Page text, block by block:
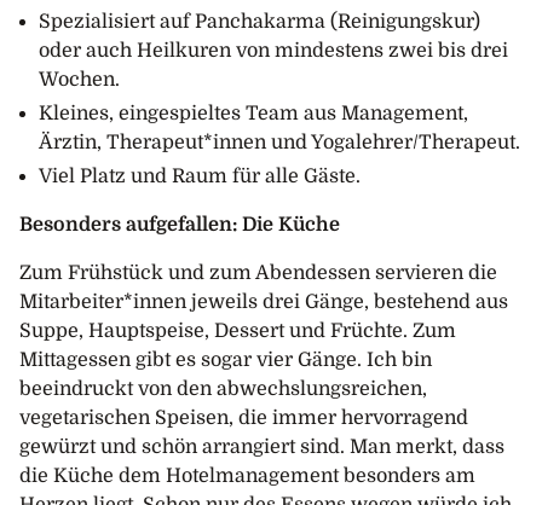
Spezialisiert auf Panchakarma (Reinigungskur)
oder auch Heilkuren von mindestens zwei bis drei
Wochen.
Kleines, eingespieltes Team aus Management,
Ärztin, Therapeut*innen und Yogalehrer/Therapeut.
Viel Platz und Raum für alle Gäste.
Besonders aufgefallen: Die Küche
Zum Frühstück und zum Abendessen servieren die
Mitarbeiter*innen jeweils drei Gänge, bestehend aus
Suppe, Hauptspeise, Dessert und Früchte. Zum
Mittagessen gibt es sogar vier Gänge. Ich bin
beeindruckt von den abwechslungsreichen,
vegetarischen Speisen, die immer hervorragend
gewürzt und schön arrangiert sind. Man merkt, dass
die Küche dem Hotelmanagement besonders am